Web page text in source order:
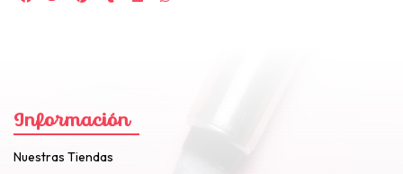
Información
Nuestras Tiendas